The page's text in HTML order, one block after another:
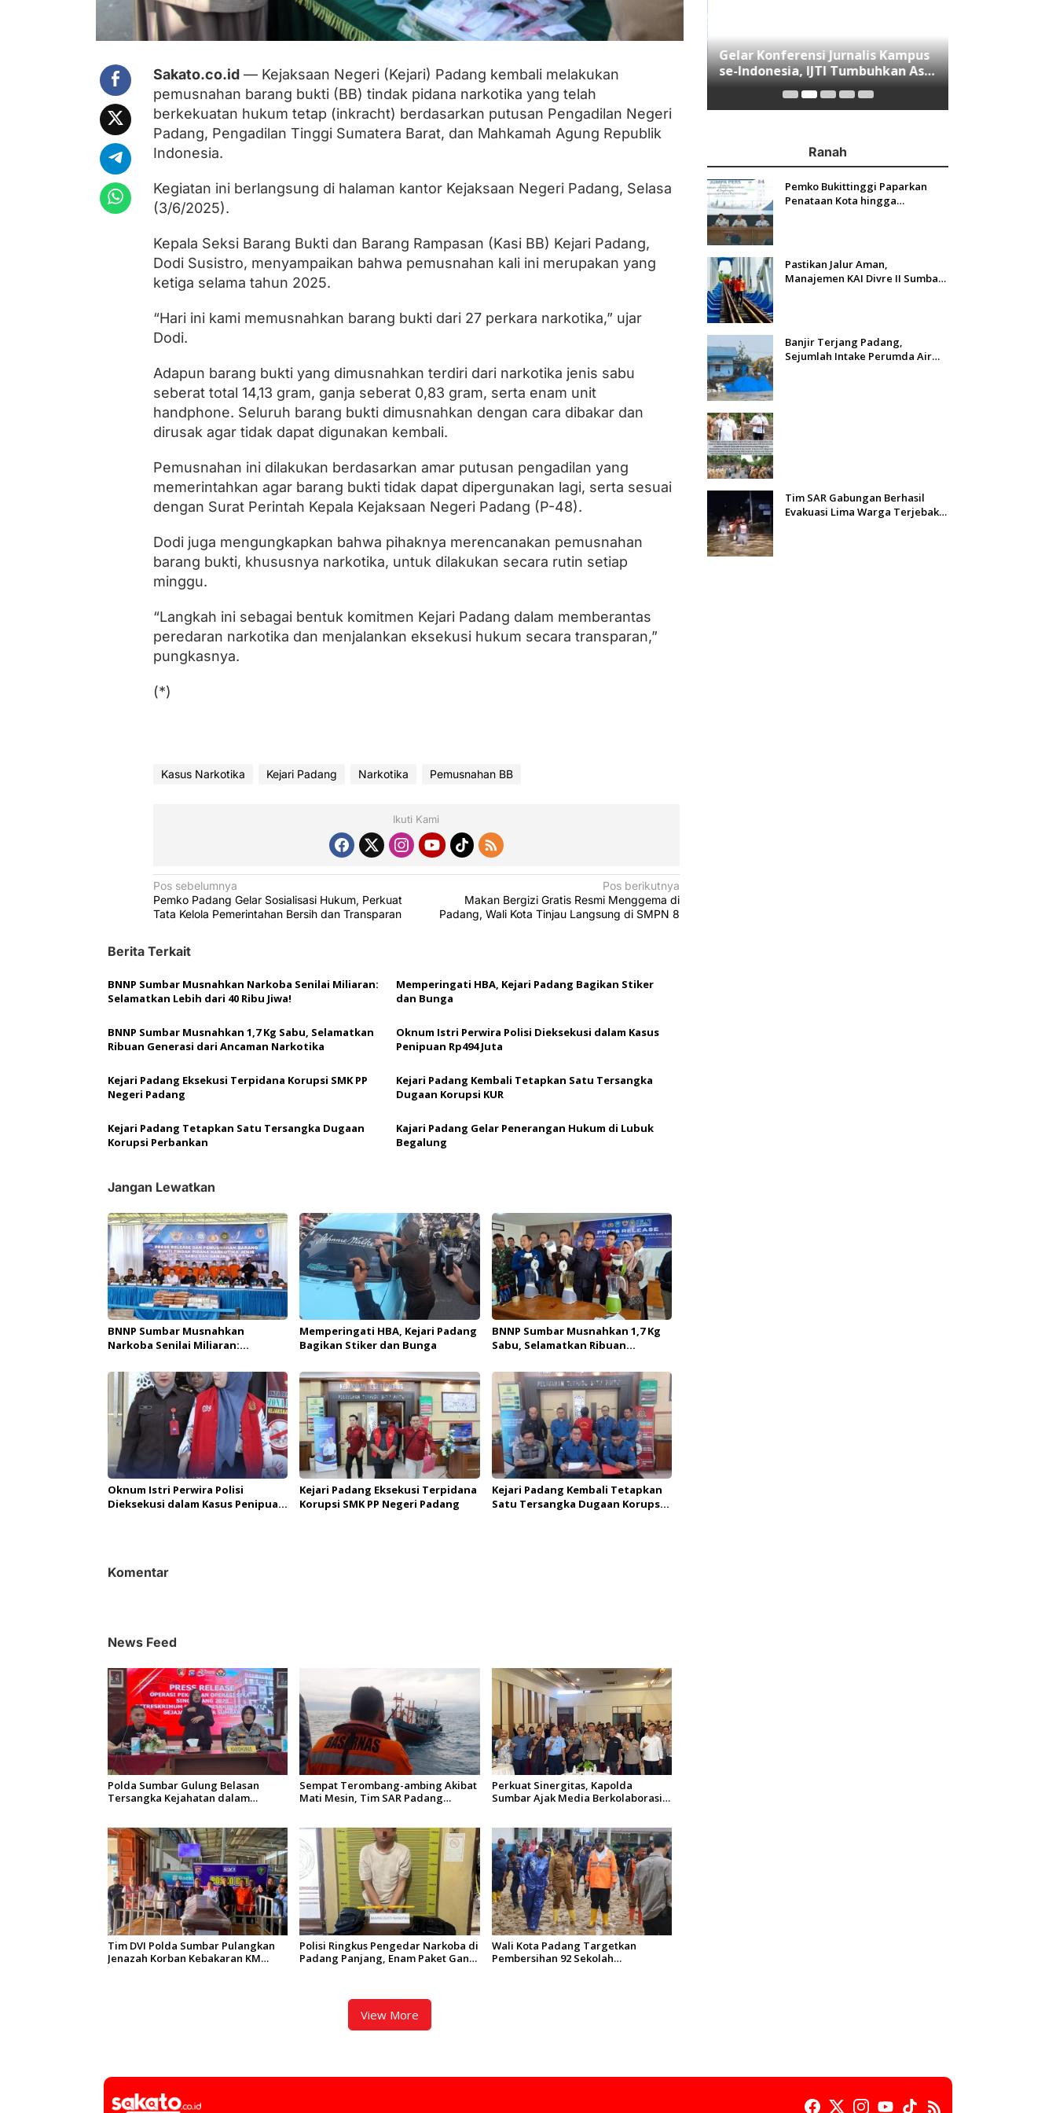
P
e
r
a
N
a
r
k
o
i
k
a
Sakato.co.id— Kejaksaan Negeri (Kejari) Padang kembali melakukan
pemusnahan barang bukti (BB) tindak pidana narkotika yang telah
berkekuatan hukum tetap (inkracht) berdasarkan putusan Pengadilan Negeri
Padang, Pengadilan Tinggi Sumatera Barat, dan Mahkamah Agung Republik
Indonesia.
Kegiatan ini berlangsung di halaman kantor Kejaksaan Negeri Padang, Selasa
(3/6/2025).
Kepala Seksi Barang Bukti dan Barang Rampasan (Kasi BB) Kejari Padang,
Dodi Susistro, menyampaikan bahwa pemusnahan kali ini merupakan yang
ketiga selama tahun 2025.
“Hari ini kami memusnahkan barang bukti dari 27 perkara narkotika,” ujar
Dodi.
Adapun barang bukti yang dimusnahkan terdiri dari narkotika jenis sabu
seberat total 14,13 gram, ganja seberat 0,83 gram, serta enam unit
handphone. Seluruh barang bukti dimusnahkan dengan cara dibakar dan
dirusak agar tidak dapat digunakan kembali.
Pemusnahan ini dilakukan berdasarkan amar putusan pengadilan yang
memerintahkan agar barang bukti tidak dapat dipergunakan lagi, serta sesuai
dengan Surat Perintah Kepala Kejaksaan Negeri Padang (P-48).
Dodi juga mengungkapkan bahwa pihaknya merencanakan pemusnahan
barang bukti, khususnya narkotika, untuk dilakukan secara rutin setiap
minggu.
“Langkah ini sebagai bentuk komitmen Kejari Padang dalam memberantas
peredaran narkotika dan menjalankan eksekusi hukum secara transparan,”
pungkasnya.
(*)
Kasus Narkotika Kejari Padang Narkotika Pemusnahan BB
Ikuti Kami
N
a
i
g
a
i
o
Pos sebelumnya
Pemko Padang Gelar Sosialisasi Hukum, Perkuat
Tata Kelola Pemerintahan Bersih dan Transparan
Pos berikutnya
Makan Bergizi Gratis Resmi Menggema di
Padang, Wali Kota Tinjau Langsung di SMPN 8
Berita Terkait
BNNP Sumbar Musnahkan Narkoba Senilai Miliaran:
Selamatkan Lebih dari 40 Ribu Jiwa!
Memperingati HBA, Kejari Padang Bagikan Stiker
dan Bunga
BNNP Sumbar Musnahkan 1,7 Kg Sabu, Selamatkan
Ribuan Generasi dari Ancaman Narkotika
Oknum Istri Perwira Polisi Dieksekusi dalam Kasus
Penipuan Rp494 Juta
Kejari Padang Eksekusi Terpidana Korupsi SMK PP
Negeri Padang
Kejari Padang Kembali Tetapkan Satu Tersangka
Dugaan Korupsi KUR
Kejari Padang Tetapkan Satu Tersangka Dugaan
Korupsi Perbankan
Kajari Padang Gelar Penerangan Hukum di Lubuk
Begalung
Jangan Lewatkan
BNNP Sumbar Musnahkan
Narkoba Senilai Miliaran:
Jiwa!
Memperingati HBA, Kejari Padang
Bagikan Stiker dan Bunga
BNNP Sumbar Musnahkan 1,7 Kg
Sabu, Selamatkan Ribuan
Oknum Istri Perwira Polisi
Dieksekusi dalam Kasus Penipuan
Kejari Padang Eksekusi Terpidana
Korupsi SMK PP Negeri Padang
Kejari Padang Kembali Tetapkan
Satu Tersangka Dugaan Korupsi
Komentar
News Feed
Polda Sumbar Gulung Belasan
Tersangka Kejahatan dalam
Sempat Terombang-ambing Akibat
Mati Mesin, Tim SAR Padang
Perkuat Sinergitas, Kapolda
Sumbar Ajak Media Berkolaborasi
Tim DVI Polda Sumbar Pulangkan
Jenazah Korban Kebakaran KM
Polisi Ringkus Pengedar Narkoba di
Padang Panjang, Enam Paket Ganja
Wali Kota Padang Targetkan
Pembersihan 92 Sekolah
View More
Minta Kader PAN Sumbar Kompak
Gelar Konferensi Jurnalis Kampus
se-Indonesia, IJTI Tumbuhkan Asa
di Kalangan Jurnalis Muda di Era
Disruspi Digital
Ranah
Pemko Bukittinggi Paparkan
Penataan Kota hingga
Pastikan Jalur Aman,
Manajemen KAI Divre II Sumbar
Banjir Terjang Padang,
Sejumlah Intake Perumda Air
Tim SAR Gabungan Berhasil
Evakuasi Lima Warga Terjebak